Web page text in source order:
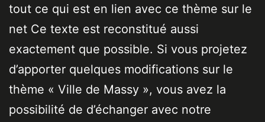
tout ce qui est en lien avec ce thème sur le
net Ce texte est reconstitué aussi
exactement que possible. Si vous projetez
d’apporter quelques modifications sur le
thème « Ville de Massy », vous avez la
possibilité de d’échanger avec notre